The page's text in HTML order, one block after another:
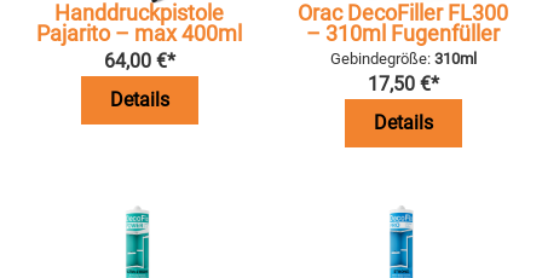
Handdruckpistole
Pajarito – max 400ml
64,00 €*
Details
Orac DecoFiller FL300
– 310ml Fugenfüller
Gebindegröße: 310ml
17,50 €*
Details